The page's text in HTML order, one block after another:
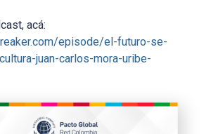
acá:
episode/el-futuro-se-
juan-carlos-mora-uribe-